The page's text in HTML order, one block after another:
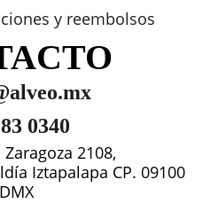
y reembolsos
0340
2108,
Iztapalapa CP. 09100